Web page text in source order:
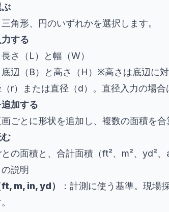
角形、円のいずれかを選択します。
する
さ（L）と幅（W）
辺（B）と高さ（H）※高さは底辺に
（r）または直径（d）。直径入力の場
加する
ごとに形状を追加し、複数の面積を合
の面積と、合計面積（ft²、m²、yd²、
説明
m, in, yd）
：計測に使う基準。現場